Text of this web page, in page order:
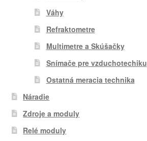
Váhy
Refraktometre
Multimetre a Skúšačky
Snímače pre vzduchotechiku
Ostatná meracia technika
Náradie
Zdroje a moduly
Relé moduly